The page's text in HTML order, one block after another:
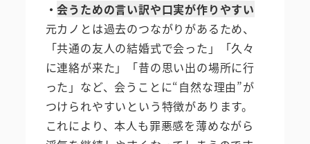
・会うための言い訳や口実が作りやすい
元カノとは過去のつながりがあるため、
「共通の友人の結婚式で会った」「久々
に連絡が来た」「昔の思い出の場所に行
った」など、会うことに“自然な理由”が
つけられやすいという特徴があります。
これにより、本人も罪悪感を薄めながら